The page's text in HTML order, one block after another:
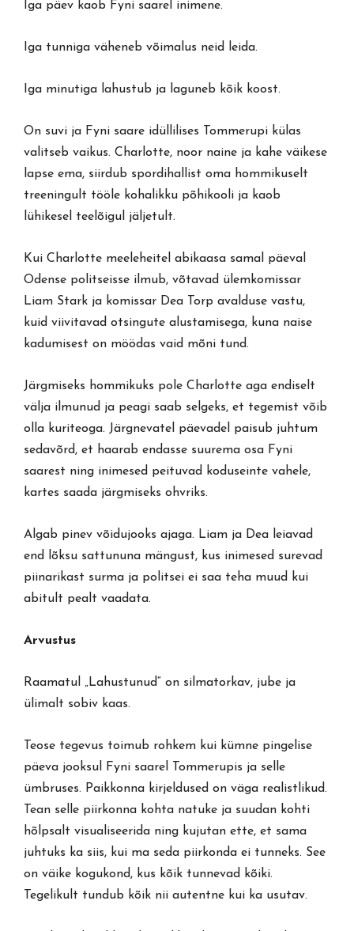
Iga päev kaob Fyni saarel inimene.
Iga tunniga väheneb võimalus neid leida.
Iga minutiga lahustub ja laguneb kõik koost.
On suvi ja Fyni saare idüllilises Tommerupi külas
valitseb vaikus. Charlotte, noor naine ja kahe väikese
lapse ema, siirdub spordihallist oma hommikuselt
treeningult tööle kohalikku põhikooli ja kaob
lühikesel teelõigul jäljetult.
Kui Charlotte meeleheitel abikaasa samal päeval
Odense politseisse ilmub, võtavad ülemkomissar
Liam Stark ja komissar Dea Torp avalduse vastu,
kuid viivitavad otsingute alustamisega, kuna naise
kadumisest on möödas vaid mõni tund.
Järgmiseks hommikuks pole Charlotte aga endiselt
välja ilmunud ja peagi saab selgeks, et tegemist võib
olla kuriteoga. Järgnevatel päevadel paisub juhtum
sedavõrd, et haarab endasse suurema osa Fyni
saarest ning inimesed peituvad koduseinte vahele,
kartes saada järgmiseks ohvriks.
Algab pinev võidujooks ajaga. Liam ja Dea leiavad
end lõksu sattununa mängust, kus inimesed surevad
piinarikast surma ja politsei ei saa teha muud kui
abitult pealt vaadata.
Arvustus
Raamatul „Lahustunud“ on silmatorkav, jube ja
ülimalt sobiv kaas.
Teose tegevus toimub rohkem kui kümne pingelise
päeva jooksul Fyni saarel Tommerupis ja selle
ümbruses. Paikkonna kirjeldused on väga realistlikud.
Tean selle piirkonna kohta natuke ja suudan kohti
hõlpsalt visualiseerida ning kujutan ette, et sama
juhtuks ka siis, kui ma seda piirkonda ei tunneks. See
on väike kogukond, kus kõik tunnevad kõiki.
Tegelikult tundub kõik nii autentne kui ka usutav.